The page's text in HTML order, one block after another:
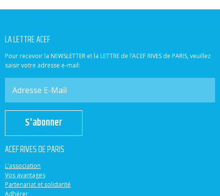
LA LETTRE ACEF
Pour recevoir la NEWSLETTER et la LETTRE de l’ACEF RIVES de PARIS, veuillez
saisir votre adresse e-mail:
S'abonner
ACEF RIVES DE PARIS
L’association
Vos avantages
Partenariat et solidarité
Adhérer